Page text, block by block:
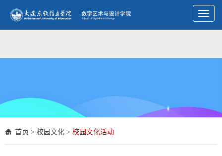
Toggle
首页 > 校园文化 > 校园文化活动